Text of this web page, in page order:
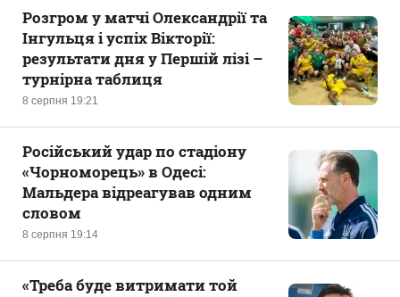
8 серпня 19:21
Розгром у матчі Олександрії та
Інгульця і успіх Вікторії:
результати дня у Першій лізі –
турнірна таблиця
8 серпня 19:14
Російський удар по стадіону
«Чорноморець» в Одесі:
Мальдера відреагував одним
словом
«Треба буде витримати той